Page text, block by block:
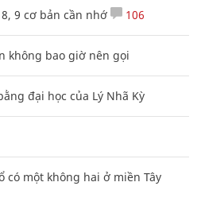
9 cơ bản cần nhớ 106
không bao giờ nên gọi
đại học của Lý Nhã Kỳ
có một không hai ở miền Tây